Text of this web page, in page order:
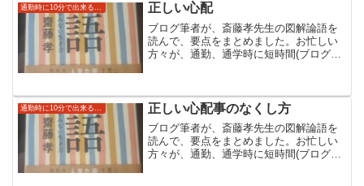
通勤時に10分で出来る読み流し自己啓発（論語） 正しい心配
ブログ筆者が、斎藤孝先生の図解論語を
読んで、要点をまとめました。お忙しい
方々が、通勤、通学時に短時間(ブログ上
みやすくなっています。
通勤時に10分で出来る読み流し自己啓発（論語） 正しい心配事のなくし方
ブログ筆者が、斎藤孝先生の図解論語を
読んで、要点をまとめました。お忙しい
方々が、通勤、通学時に短時間(ブログ上